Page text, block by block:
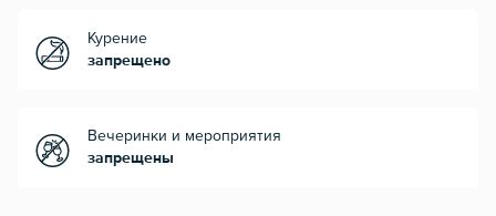
Курение
запрещено
Вечеринки и мероприятия
запрещены